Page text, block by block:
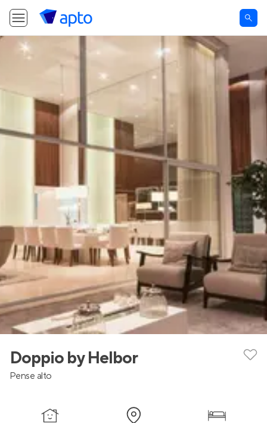
Doppio by Helbor
Pense alto